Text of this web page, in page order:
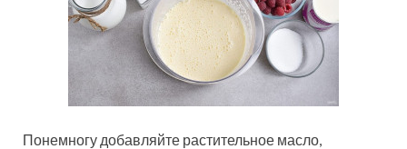
Понемногу добавляйте растительное масло,